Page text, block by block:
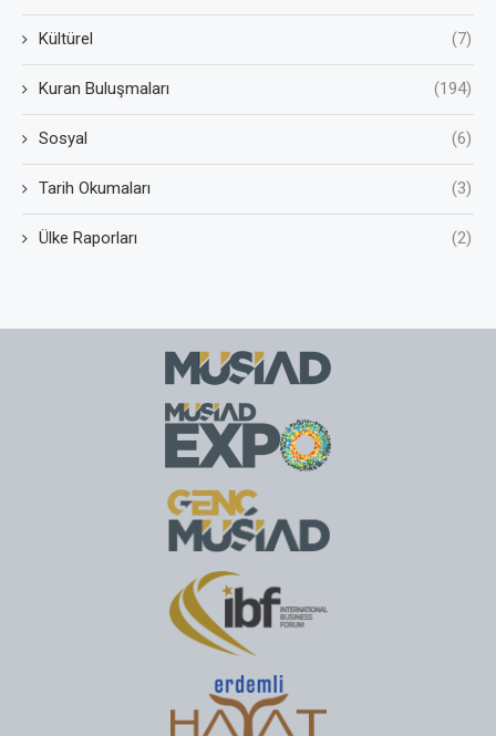
Kültürel (7)
Kuran Buluşmaları (194)
Sosyal (6)
Tarih Okumaları (3)
Ülke Raporları (2)